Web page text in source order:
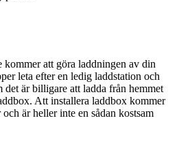
kommer att göra laddningen av din
leta efter en ledig laddstation och
det är billigare att ladda från hemmet
Att installera laddbox kommer
är heller inte en sådan kostsam